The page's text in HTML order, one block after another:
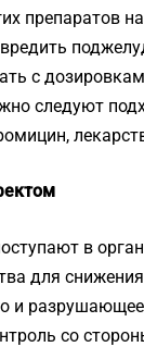
препаратов
с
следуют
в
для
и
со